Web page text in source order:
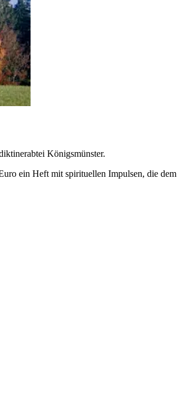
Königsmünster.
ein Heft mit spirituellen Impulsen, die